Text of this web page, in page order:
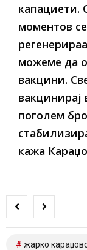
капациети.
моментов
можеме да
вакцини.
вакцинирај
поголем
кажа
жарко